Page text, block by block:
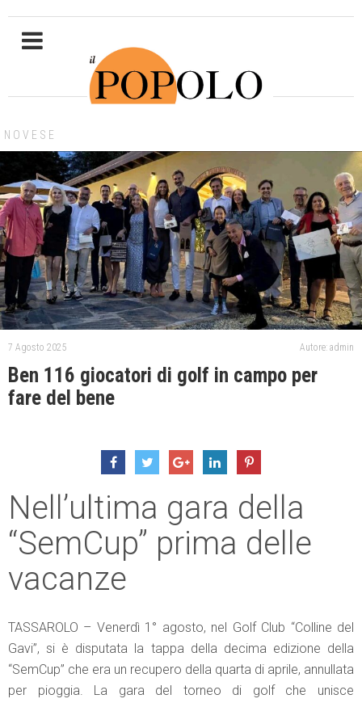
NOVESE
7 Agosto 2025 Autore: admin
Ben 116 giocatori di golf in campo per
fare del bene
Nell’ultima gara della
“SemCup” prima delle
vacanze
TASSAROLO – Venerdì 1° agosto, nel Golf Club “Colline del
Gavi”, si è disputata la tappa della decima edizione della
“SemCup” che era un recupero della quarta di aprile, annullata
per pioggia. La gara del torneo di golf che unisce